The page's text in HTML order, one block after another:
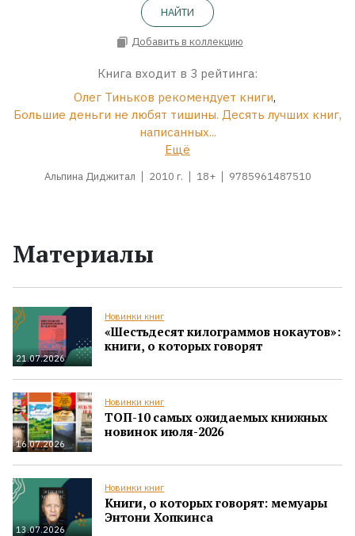
НАЙТИ
Добавить в коллекцию
Книга входит в 3 рейтинга:
Олег Тиньков рекомендует книги,
Большие деньги не любят тишины. Десять лучших книг,
написанных...
Ещё
Альпина Диджитал 2010 г. 18+ 9785961487510
Материалы
21.07.2026
Новинки книг
«Шестьдесят килограммов нокаутов»:
книги, о которых говорят
16.07.2026
Новинки книг
ТОП-10 самых ожидаемых книжных
новинок июля-2026
13.07.2026
Новинки книг
Книги, о которых говорят: мемуары
Энтони Хопкинса